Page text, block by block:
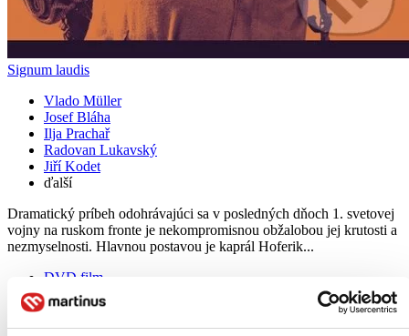
Signum laudis
Vlado Müller
Josef Bláha
Ilja Prachař
Radovan Lukavský
Jiří Kodet
ďalší
Dramatický príbeh odohrávajúci sa v posledných dňoch 1. svetovej
vojny na ruskom fronte je nekompromisnou obžalobou jej krutosti a
nezmyselnosti. Hlavnou postavou je kaprál Hoferik...
DVD film
3,80 €
Na sklade 1 ks
Tento produkt síce máme aktuálne na sklade, máme však už